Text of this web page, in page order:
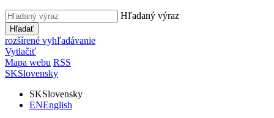
Hľadaný výraz
Hľadať
rozšírené vyhľadávanie
Vytlačiť
Mapa webu RSS
SKSlovensky
SKSlovensky
ENEnglish